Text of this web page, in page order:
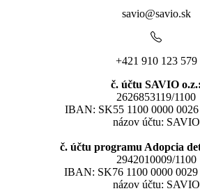
savio@savio.sk
+421 910 123 579
č. účtu SAVIO o.z.:
2626853119/1100
IBAN: SK55 1100 0000 0026
názov účtu: SAVIO
č. účtu programu Adopcia
2942010009/1100
IBAN: SK76 1100 0000 0029
názov účtu: SAVIO